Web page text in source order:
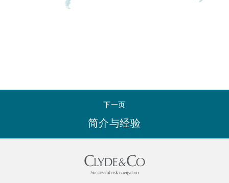
下一页
简介与经验